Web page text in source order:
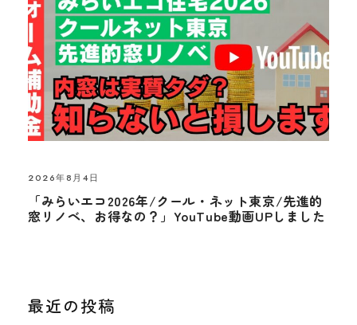
2026年8月4日
「みらいエコ2026年/クール・ネット東京/先進的
窓リノベ、お得なの？」YouTube動画UPしました
最近の投稿